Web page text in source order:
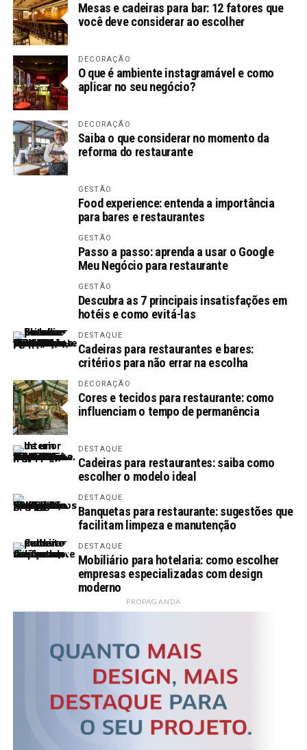
Mesas e cadeiras para bar: 12 fatores que
você deve considerar ao escolher
DECORAÇÃO
O que é ambiente instagramável e como
aplicar no seu negócio?
DECORAÇÃO
Saiba o que considerar no momento da
reforma do restaurante
GESTÃO
Food experience: entenda a importância
para bares e restaurantes
GESTÃO
Passo a passo: aprenda a usar o Google
Meu Negócio para restaurante
GESTÃO
Descubra as 7 principais insatisfações em
hotéis e como evitá-las
DESTAQUE
Cadeiras para restaurantes e bares:
critérios para não errar na escolha
DECORAÇÃO
Cores e tecidos para restaurante: como
influenciam o tempo de permanência
DESTAQUE
Cadeiras para restaurantes: saiba como
escolher o modelo ideal
DESTAQUE
Banquetas para restaurante: sugestões que
facilitam limpeza e manutenção
DESTAQUE
Mobiliário para hotelaria: como escolher
empresas especializadas com design
moderno
PROPAGANDA